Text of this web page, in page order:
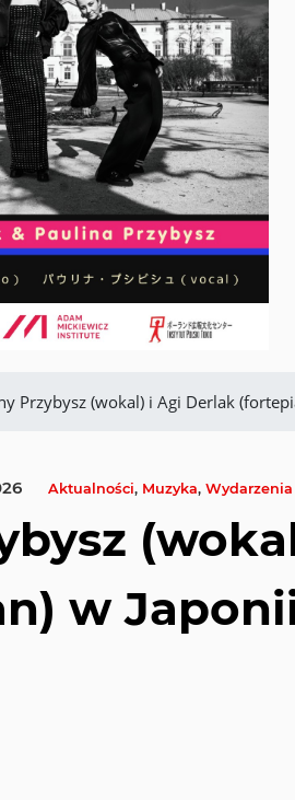
Przybysz (wokal) i Agi Derlak
Aktualności, Muzyka, Wydarzenia
w